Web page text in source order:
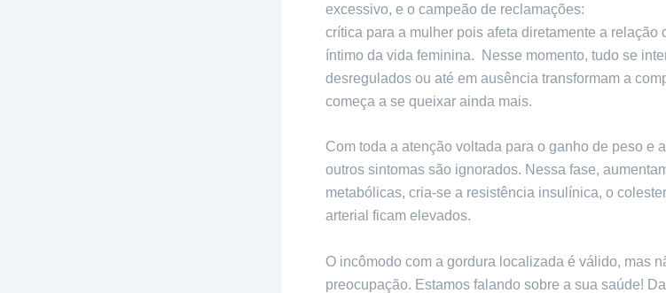
excessivo, e o campeão de reclamações:
crítica para a mulher pois afeta diretamente a relação
íntimo da vida feminina. Nesse momento, tudo se
desregulados ou até em ausência transformam a
começa a se queixar ainda mais.
Com toda a atenção voltada para o ganho de peso e
outros sintomas são ignorados. Nessa fase,
metabólicas, cria-se a resistência insulínica, o
arterial ficam elevados.
O incômodo com a gordura localizada é válido, mas
preocupação. Estamos falando sobre a sua saúde!